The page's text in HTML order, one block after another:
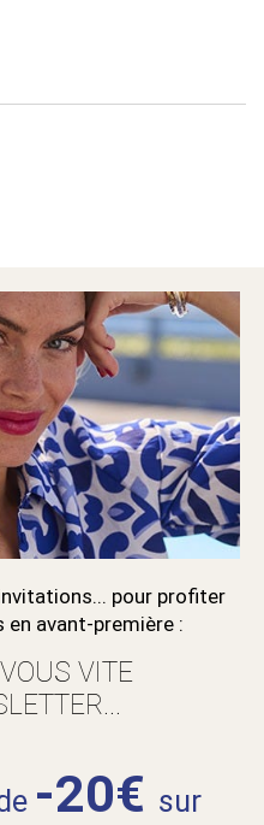
pour profiter
avant-première :
VITE
-20€ sur